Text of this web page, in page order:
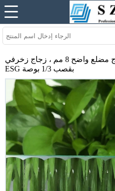
زجاج مخدد واضح 8 مم ، زجاج مضلع واضح 8 مم ، زجاج زخرفي
ESG بقصب 1/3 بوصة